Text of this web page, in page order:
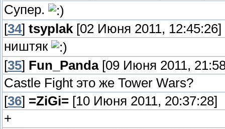
Супер.
[34] tsyplak [02 Июня 2011, 12:45:26]
ништяк
[35] Fun_Panda[09 Июня 2011,
Castle Fight это же Tower Wars?
[36] =ZiGi= [10 Июня 2011, 20:37:28]
+